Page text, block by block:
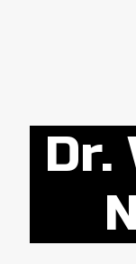
Dr.